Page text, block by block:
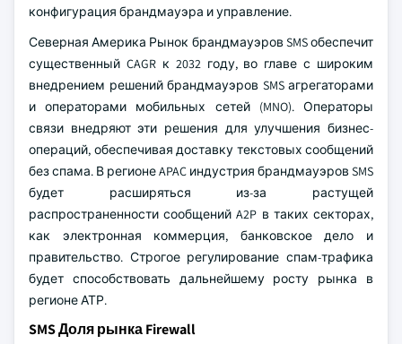
конфигурация брандмауэра и управление.
Северная Америка Рынок брандмауэров SMS обеспечит
существенный CAGR к 2032 году, во главе с широким
внедрением решений брандмауэров SMS агрегаторами
и операторами мобильных сетей (MNO). Операторы
связи внедряют эти решения для улучшения бизнес-
операций, обеспечивая доставку текстовых сообщений
без спама. В регионе APAC индустрия брандмауэров SMS
будет расширяться из-за растущей
распространенности сообщений A2P в таких секторах,
как электронная коммерция, банковское дело и
правительство. Строгое регулирование спам-трафика
будет способствовать дальнейшему росту рынка в
регионе АТР.
SMS Доля рынка Firewall